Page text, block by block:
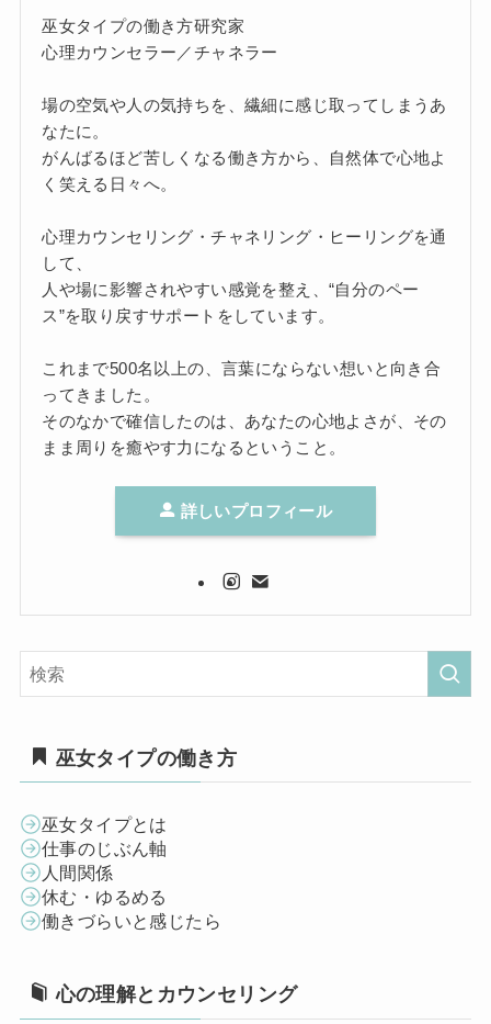
巫女タイプの働き方研究家
心理カウンセラー／チャネラー
場の空気や人の気持ちを、繊細に感じ取ってしまうあ
なたに。
がんばるほど苦しくなる働き方から、自然体で心地よ
く笑える日々へ。
心理カウンセリング・チャネリング・ヒーリングを通
して、
人や場に影響されやすい感覚を整え、“自分のペー
ス”を取り戻すサポートをしています。
これまで500名以上の、言葉にならない想いと向き合
ってきました。
そのなかで確信したのは、あなたの心地よさが、その
まま周りを癒やす力になるということ。
詳しいプロフィール
巫女タイプの働き方
巫女タイプとは
仕事のじぶん軸
人間関係
休む・ゆるめる
働きづらいと感じたら
心の理解とカウンセリング